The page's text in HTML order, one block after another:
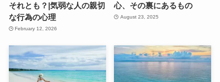
それとも？|気弱な人の親切
な行為の心理
February 12, 2026
心、その裏にあるもの
August 23, 2025